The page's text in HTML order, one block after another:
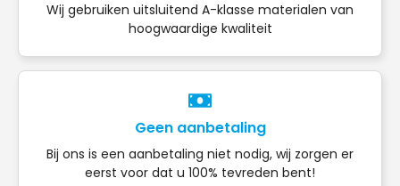
Wij gebruiken uitsluitend A-klasse materialen van
hoogwaardige kwaliteit
Geen aanbetaling
Bij ons is een aanbetaling niet nodig, wij zorgen er
eerst voor dat u 100% tevreden bent!